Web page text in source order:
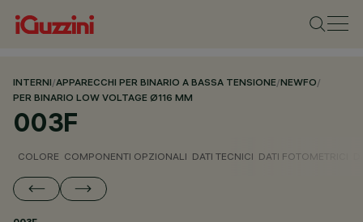
INTERNI/APPARECCHI PER BINARIO A BASSA TENSIONE/NEWFO/
PER BINARIO LOW VOLTAGE Ø116 MM
003F
COLORE COMPONENTI OPZIONALI DATI TECNICI DATI FOTOMETRICI